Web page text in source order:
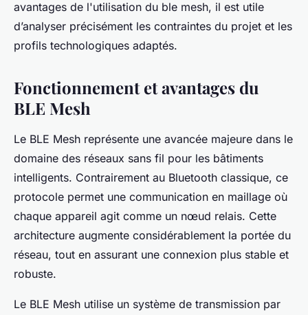
avantages de l'utilisation du ble mesh, il est utile
d’analyser précisément les contraintes du projet et les
profils technologiques adaptés.
Fonctionnement et avantages du
BLE Mesh
Le BLE Mesh représente une avancée majeure dans le
domaine des réseaux sans fil pour les bâtiments
intelligents. Contrairement au Bluetooth classique, ce
protocole permet une communication en maillage où
chaque appareil agit comme un nœud relais. Cette
architecture augmente considérablement la portée du
réseau, tout en assurant une connexion plus stable et
robuste.
Le BLE Mesh utilise un système de transmission par